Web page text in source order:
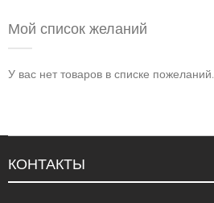
Мой список желаний
У вас нет товаров в списке пожеланий.
КОНТАКТЫ